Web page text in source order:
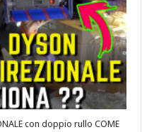
con doppio rullo COME